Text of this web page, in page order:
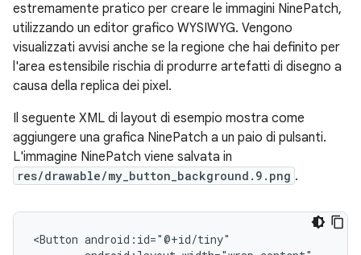
estremamente pratico per creare le immagini NinePatch,
utilizzando un editor grafico WYSIWYG. Vengono
visualizzati avvisi anche se la regione che hai definito per
l'area estensibile rischia di produrre artefatti di disegno a
causa della replica dei pixel.
Il seguente XML di layout di esempio mostra come
aggiungere una grafica NinePatch a un paio di pulsanti.
L'immagine NinePatch viene salvata in
res/drawable/my_button_background.9.png .
<Button